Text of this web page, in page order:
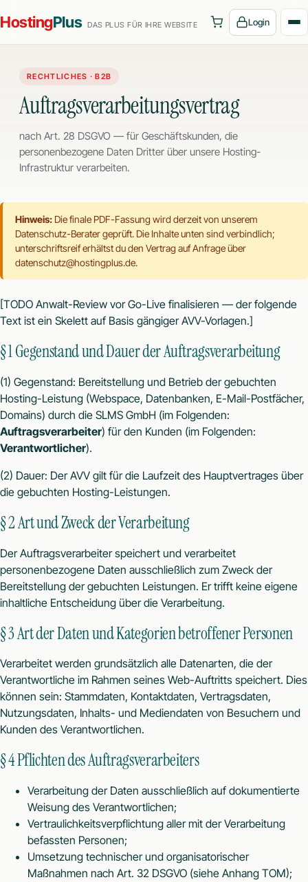
HostingPlus DAS PLUS FÜR IHRE WEBSITE Login
RECHTLICHES · B2B
Auftragsverarbeitungsvertrag
nach Art. 28 DSGVO — für Geschäftskunden, die
personenbezogene Daten Dritter über unsere Hosting-
Infrastruktur verarbeiten.
Hinweis: Die finale PDF-Fassung wird derzeit von unserem
Datenschutz-Berater geprüft. Die Inhalte unten sind verbindlich;
unterschriftsreif erhältst du den Vertrag auf Anfrage über
datenschutz@hostingplus.de.
[TODO Anwalt-Review vor Go-Live finalisieren — der folgende
Text ist ein Skelett auf Basis gängiger AVV-Vorlagen.]
§ 1 Gegenstand und Dauer der Auftragsverarbeitung
(1) Gegenstand: Bereitstellung und Betrieb der gebuchten
Hosting-Leistung (Webspace, Datenbanken, E-Mail-Postfächer,
Domains) durch die SLMS GmbH (im Folgenden:
Auftragsverarbeiter) für den Kunden (im Folgenden:
Verantwortlicher).
(2) Dauer: Der AVV gilt für die Laufzeit des Hauptvertrages über
die gebuchten Hosting-Leistungen.
§ 2 Art und Zweck der Verarbeitung
Der Auftragsverarbeiter speichert und verarbeitet
personenbezogene Daten ausschließlich zum Zweck der
Bereitstellung der gebuchten Leistungen. Er trifft keine eigene
inhaltliche Entscheidung über die Verarbeitung.
§ 3 Art der Daten und Kategorien betroffener Personen
Verarbeitet werden grundsätzlich alle Datenarten, die der
Verantwortliche im Rahmen seines Web-Auftritts speichert. Dies
können sein: Stammdaten, Kontaktdaten, Vertragsdaten,
Nutzungsdaten, Inhalts- und Mediendaten von Besuchern und
Kunden des Verantwortlichen.
§ 4 Pflichten des Auftragsverarbeiters
Verarbeitung der Daten ausschließlich auf dokumentierte
Weisung des Verantwortlichen;
Vertraulichkeitsverpflichtung aller mit der Verarbeitung
befassten Personen;
Umsetzung technischer und organisatorischer
Maßnahmen nach Art. 32 DSGVO (siehe Anhang TOM);